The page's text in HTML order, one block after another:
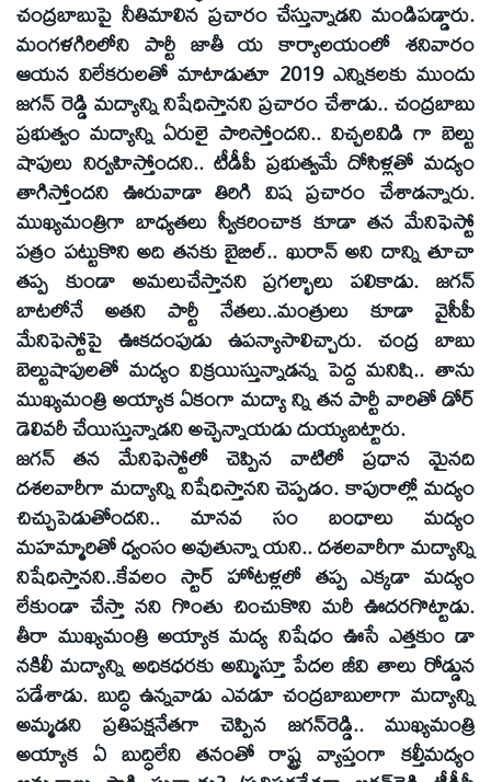
చంద్రబాబుపై నీతిమాలిన ప్రచారం చేస్తున్నాడని మండిపడ్డారు.
మంగళగిరిలోని పార్టీ జాతీ య కార్యాలయంలో శనివారం
ఆయన విలేకరులతో మాటాడుతూ 2019 ఎన్నికలకు ముందు
జగన్‌ రెడ్డి మద్యాన్ని నిషేధిస్తానని ప్రచారం చేశాడు.. చంద్రబాబు
ప్రభుత్వం మద్యాన్ని ఏరులై పారిస్తోందని.. విచ్చలవిడి గా బెల్టు
షాపులు నిర్వహిస్తోందని.. టీడీపీ ప్రభుత్వమే దోసిళ్లతో మద్యం
తాగిస్తోందని ఊరువాడా తిరిగి విష ప్రచారం చేశాడన్నారు.
ముఖ్యమంత్రిగా బాధ్యతలు స్వీకరించాక కూడా తన మేనిఫెస్టో
పత్రం పట్టుకొని అది తనకు బైబిల్‌.. ఖురాన్‌ అని దాన్ని తూచా
తప్ప కుండా అమలుచేస్తానని ప్రగల్భాలు పలికాడు. జగన్‌
బాటలోనే అతని పార్టీ నేతలు..మంత్రులు కూడా వైసీపీ
మేనిఫెస్టోపై ఊకదంపుడు ఉపన్యాసాలిచ్చారు. చంద్ర బాబు
బెల్టుషాపులతో మద్యం విక్రయిస్తున్నాడన్న పెద్ద మనిషి.. తాను
ముఖ్యమంత్రి అయ్యాక ఏకంగా మద్యా న్ని తన పార్టీ వారితో డోర్‌
డెలివరీ చేయిస్తున్నాడని అచ్చెన్నాయడు దుయ్యబట్టారు.
జగన్‌ తన మేనిఫెస్టోలో చెప్పిన వాటిలో ప్రధాన మైనది
దశలవారీగా మద్యాన్ని నిషేధిస్తానని చెప్పడం. కాపురాల్లో మద్యం
చిచ్చుపెడుతోందని.. మానవ సం బంధాలు మద్యం
మహమ్మారితో ధ్వంసం అవుతున్నా యని.. దశలవారీగా మద్యాన్ని
నిషేధిస్తానని..కేవలం స్టార్‌ హోటళ్లలో తప్ప ఎక్కడా మద్యం
లేకుండా చేస్తా నని గొంతు చించుకొని మరీ ఊదరగొట్టాడు.
తీరా ముఖ్యమంత్రి అయ్యాక మద్య నిషేధం ఊసే ఎత్తకుం డా
నకిలీ మద్యాన్ని అధికధరకు అమ్మిస్తూ పేదల జీవి తాలు రోడ్డున
పడేశాడు. బుద్ధి ఉన్నవాడు ఎవడూ చంద్రబాబులాగా మద్యాన్ని
అమ్మడని ప్రతిపక్షనేతగా చెప్పిన జగన్‌రెడ్డి.. ముఖ్యమంత్రి
అయ్యాక ఏ బుద్ధిలేని తనంతో రాష్ట్ర వ్యాప్తంగా కల్తీమద్యం